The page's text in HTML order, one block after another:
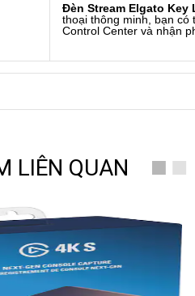
Đèn Stream Elgato Key
thoại thông minh, bạn có
Control Center và nhận
LIÊN QUAN